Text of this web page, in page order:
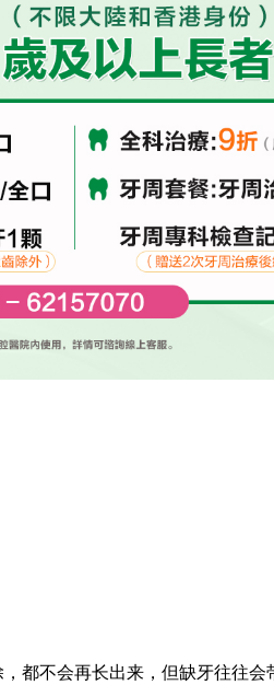
不会再长出来，但缺牙往往会